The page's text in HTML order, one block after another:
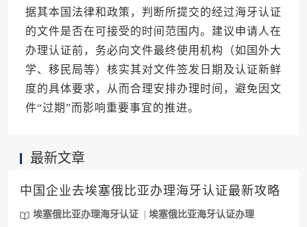
据其本国法律和政策，判断所提交的经过海牙认证
的文件是否在可接受的时间范围内。建议申请人在
办理认证前，务必向文件最终使用机构（如国外大
学、移民局等）核实其对文件签发日期及认证新鲜
度的具体要求，从而合理安排办理时间，避免因文
件“过期”而影响重要事宜的推进。
最新文章
中国企业去埃塞俄比亚办理海牙认证最新攻略
埃塞俄比亚办理海牙认证 埃塞俄比亚海牙认证办理